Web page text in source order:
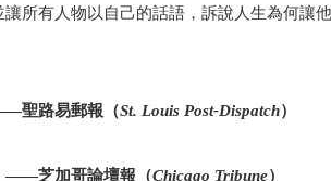
所有人物以自己的話語，訴說人生為何讓
聖路易郵報（St. Louis Post-Dispatch）
——芝加哥論壇報（Chicago Tribune）